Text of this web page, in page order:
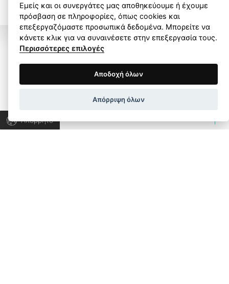
Απόρρητο
Wapp development house, Copyright © 2026 All rights
Όροι Χρήσης Πολιτική Απορρήτου
Εμείς και οι συνεργάτες μας αποθηκεύουμε ή έχουμε
πρόσβαση σε πληροφορίες, όπως cookies και
επεξεργαζόμαστε προσωπικά δεδομένα. Μπορείτε να
κάνετε κλικ για να συναινέσετε στην επεξεργασία τους.
Περισσότερες επιλογές
Αποδοχή όλων
Απόρριψη όλων